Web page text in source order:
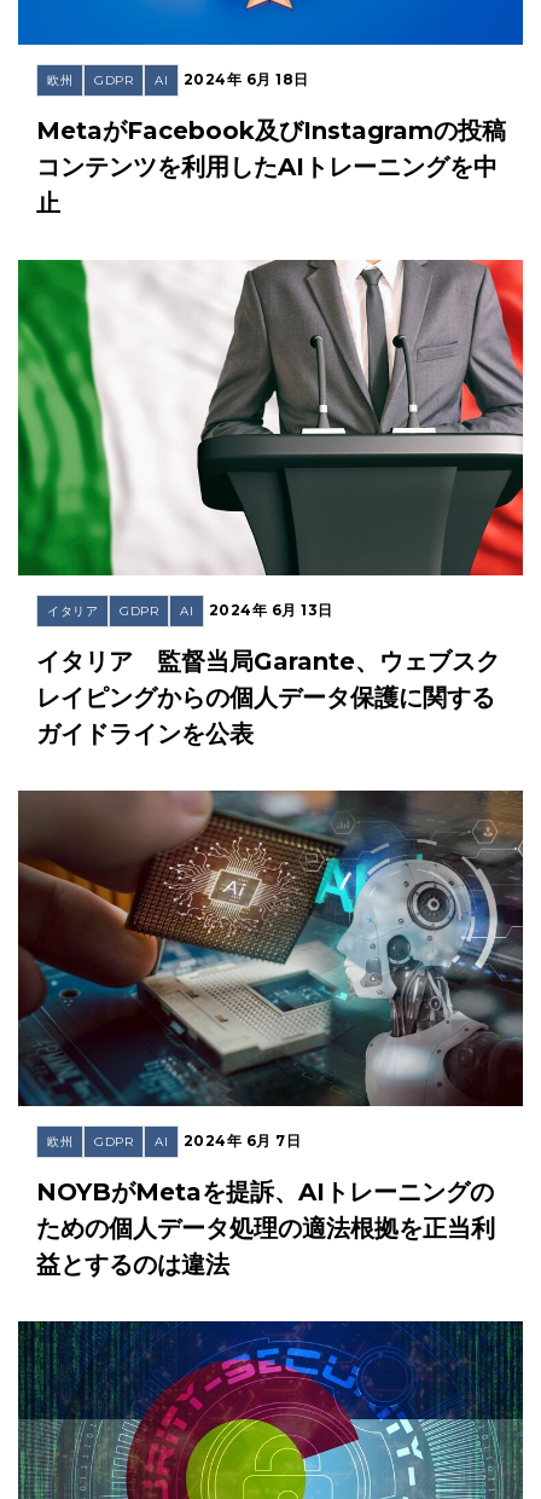
欧州 GDPR AI 2024年 6月 18日
MetaがFacebook及びInstagramの投稿
コンテンツを利用したAIトレーニングを中
止
イタリア GDPR AI 2024年 6月 13日
イタリア 監督当局Garante、ウェブスク
レイピングからの個人データ保護に関する
ガイドラインを公表
欧州 GDPR AI 2024年 6月 7日
NOYBがMetaを提訴、AIトレーニングの
ための個人データ処理の適法根拠を正当利
益とするのは違法